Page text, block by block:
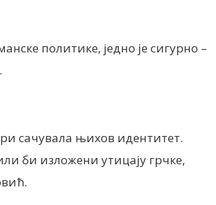
политике, једно је сигурно –
сачувала њихов идентитет.
би изложени утицају грчке,